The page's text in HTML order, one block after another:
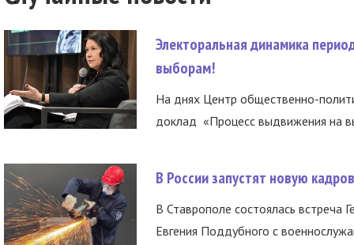
Электоральная динамика
выборам!
На днях Центр общественно-
доклад «Процесс выдвижения на
В России запустят новую
В Ставрополе состоялась встреча
Евгения Поддубного с